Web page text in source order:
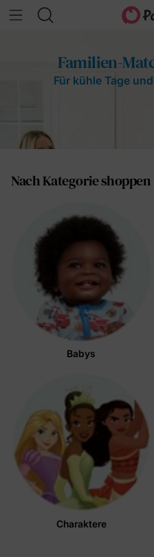
Familien-
Für kühle Tage
Nach Kategorie shoppen
Babys
Charaktere